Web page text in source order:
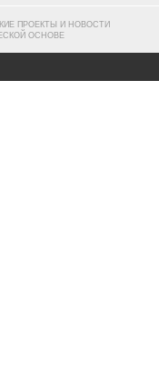
ПРОЕКТЫ И НОВОСТИ
ОСНОВЕ